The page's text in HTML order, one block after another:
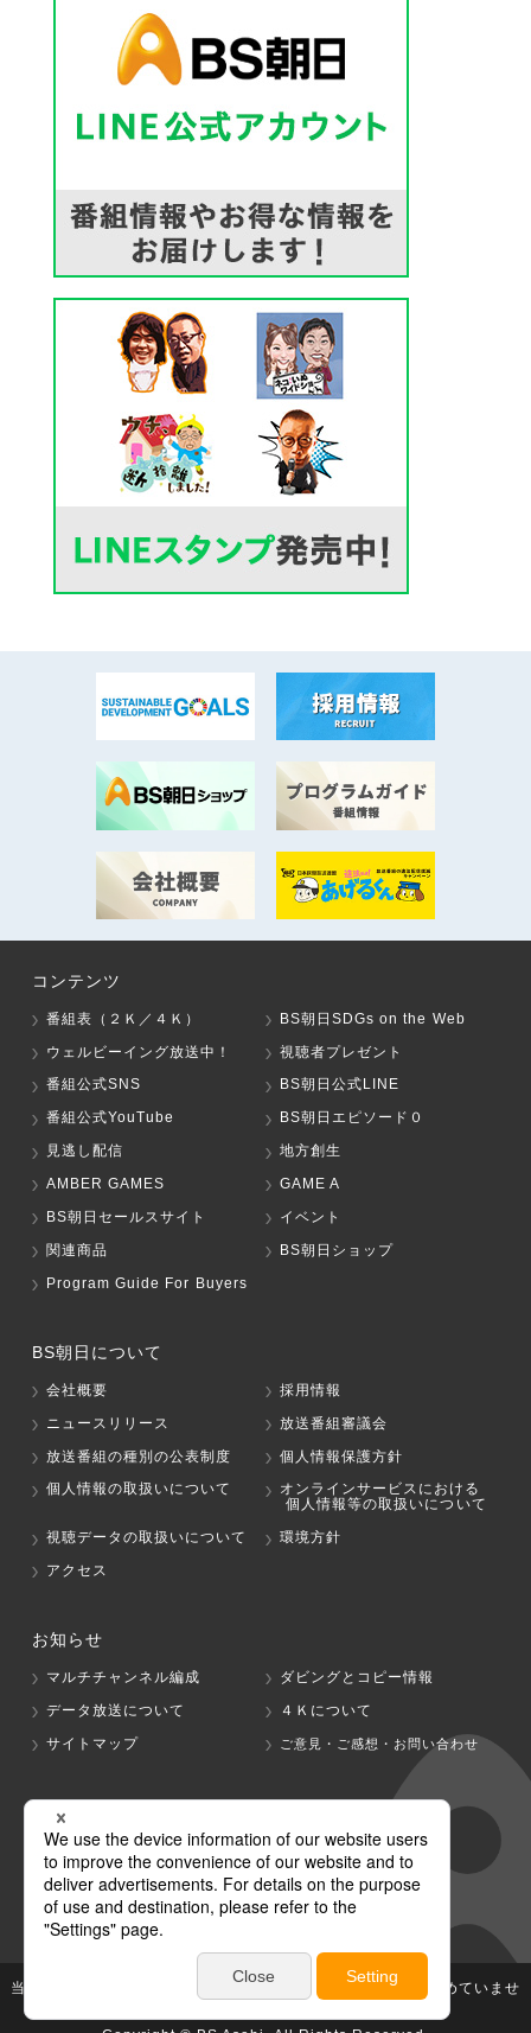
コンテンツ
番組表（２Ｋ／４Ｋ）
BS朝日SDGs on the Web
ウェルビーイング放送中！
視聴者プレゼント
番組公式SNS
BS朝日公式LINE
番組公式YouTube
BS朝日エピソード０
見逃し配信
地方創生
AMBER GAMES
GAME A
BS朝日セールスサイト
イベント
関連商品
BS朝日ショップ
Program Guide For Buyers
BS朝日について
会社概要
採用情報
ニュースリリース
放送番組審議会
放送番組の種別の公表制度
個人情報保護方針
個人情報の取扱いについて
オンラインサービスにおける
個人情報等の取扱いについて
視聴データの取扱いについて
環境方針
アクセス
お知らせ
マルチチャンネル編成
ダビングとコピー情報
データ放送について
４Ｋについて
サイトマップ
ご意見・ご感想・お問い合わせ
グループ会社
テレビ朝日 テレ朝チャンネル
当社が著作権、著作隣接権を有する放送番組等の無断利用は認めていませ
ん。